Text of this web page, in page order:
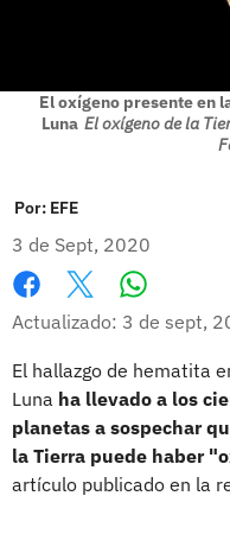
El oxígeno presente en
Luna El oxígeno de la
Por: EFE
3 de Sept, 2020
Facebook
X
Actualizado: 3 de sept,
El hallazgo de hematita
Luna ha llevado a los
planetas a sospechar
la Tierra puede haber
artículo publicado en la